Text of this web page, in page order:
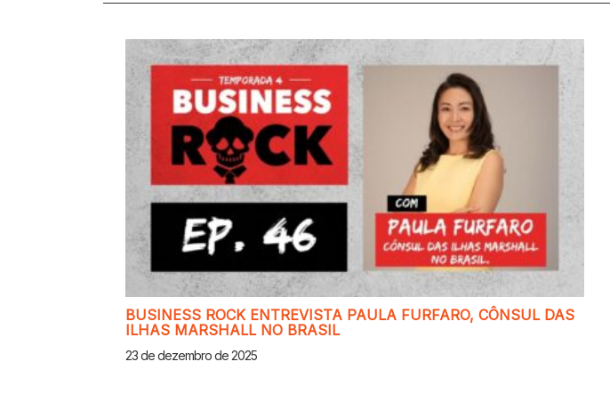
BUSINESS ROCK ENTREVISTA PAULA FURFARO, CÔNSUL DAS
ILHAS MARSHALL NO BRASIL
23 de dezembro de 2025